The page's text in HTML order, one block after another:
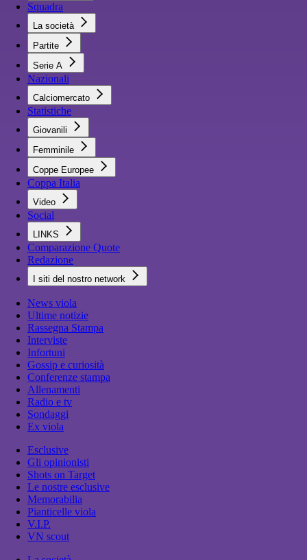
Squadra
La società
Partite
Serie A
Nazionali
Calciomercato
Statistiche
Giovanili
Femminile
Coppe Europee
Coppa Italia
Video
Social
LINKS
Comparazione Quote
Redazione
I siti del nostro network
News viola
Ultime notizie
Rassegna Stampa
Interviste
Infortuni
Gossip e curiosità
Conferenze stampa
Allenamenti
Radio e tv
Sondaggi
Ex viola
Esclusive
Gli opinionisti
Shots on Target
Le nostre esclusive
Memorabilia
Pianticelle viola
V.I.P.
VN scout